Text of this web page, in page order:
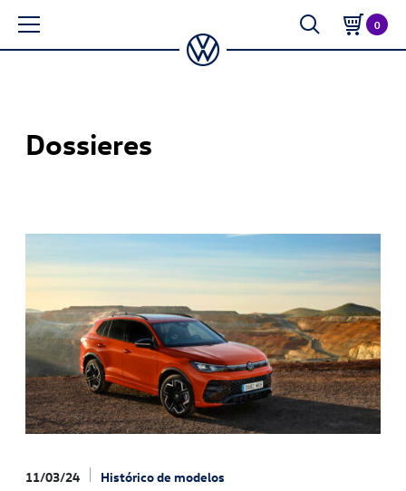
0
Dossieres
11/03/24 Histórico de modelos